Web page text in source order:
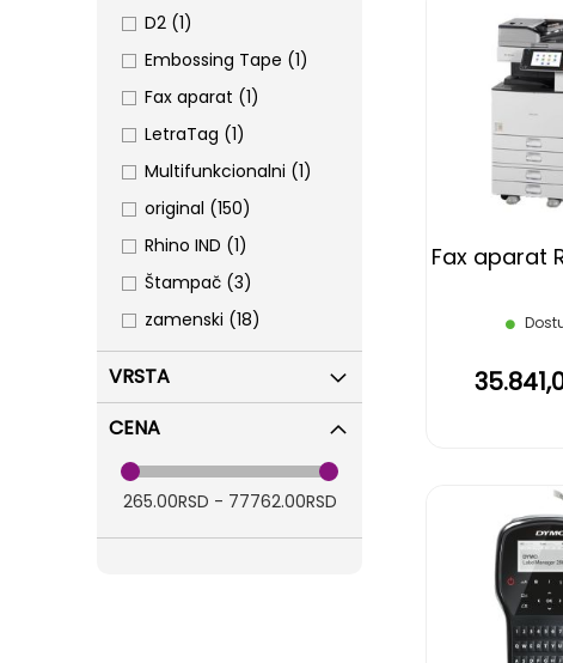
Fax aparat
D2 1
item
Embossing Tape 1
item
Fax aparat 1
item
LetraTag 1
item
Multifunkcionalni 1
item
original 150
items
Rhino IND 1
item
Štampač 3
items
zamenski 18
items
VRSTA
CENA
265.00RSD - 77762.00RSD